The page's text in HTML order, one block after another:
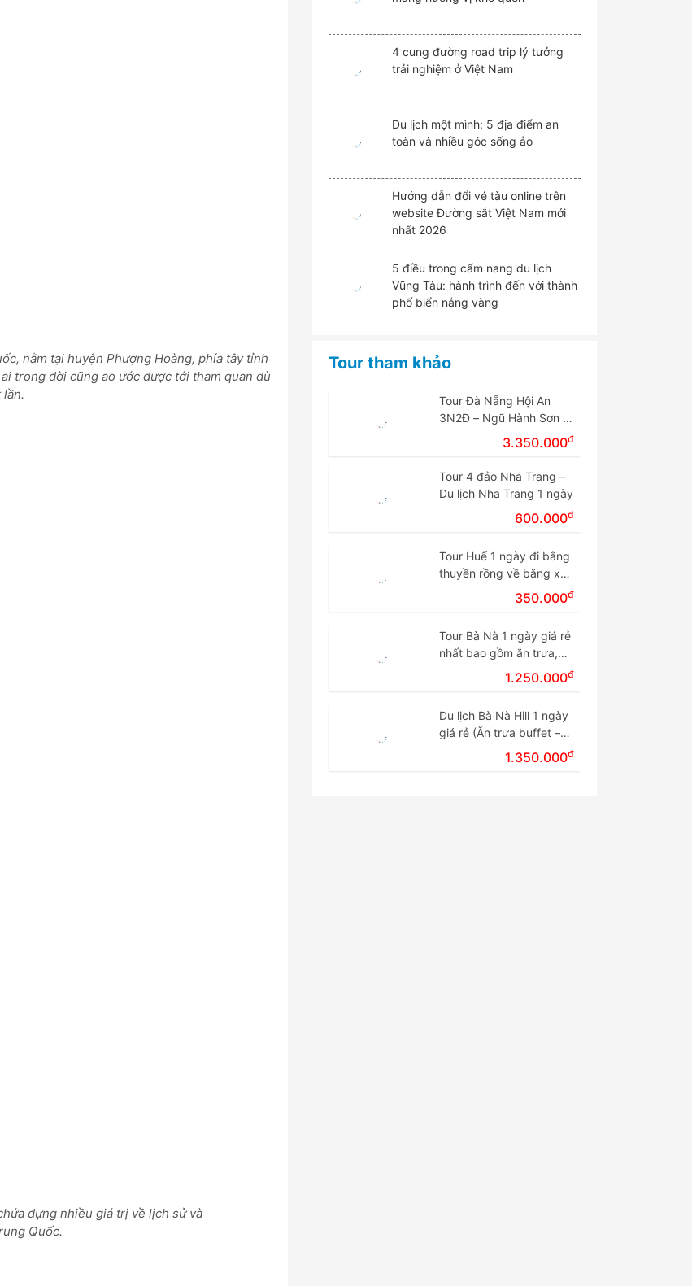
nằm tại huyện Phượng Hoàng, phía tây tỉnh
trong đời cũng ao ước được tới tham quan dù
lần.
đựng nhiều giá trị về lịch sử và
Quốc.
4 cung đường road trip lý tưởng
trải nghiệm ở Việt Nam
Du lịch một mình: 5 địa điểm an
toàn và nhiều góc sống ảo
Hướng dẫn đổi vé tàu online trên
website Đường sắt Việt Nam mới
nhất 2026
5 điều trong cẩm nang du lịch
Vũng Tàu: hành trình đến với thành
phố biển nắng vàng
Tour tham khảo
Tour Đà Nẵng Hội An
3N2Đ – Ngũ Hành Sơn –
Cù Lao Chàm – Bà Nà
3.350.000đ
Tour 4 đảo Nha Trang –
Du lịch Nha Trang 1 ngày
600.000đ
Tour Huế 1 ngày đi bằng
thuyền rồng về bằng xe
350.000đ
Tour Bà Nà 1 ngày giá rẻ
nhất bao gồm ăn trưa,
1.250.000đ
Du lịch Bà Nà Hill 1 ngày
giá rẻ (Ăn trưa buffet –
Tour ghép đoàn)1.350.000đ